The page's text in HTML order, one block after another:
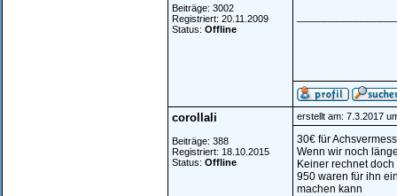
Beiträge: 3002
Registriert: 20.11.2009
Status: Offline
corollali
Beiträge: 388
Registriert: 18.10.2015
Status: Offline
erstellt am: 7.3.2017
30€ für
Wenn wir noch
Keiner rechnet
950 waren für ihn
machen kann